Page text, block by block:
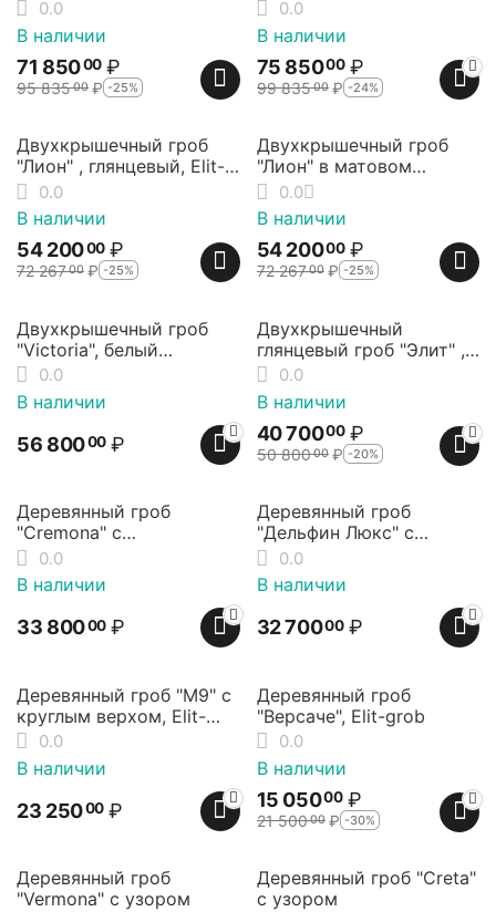
фурнитурой из массива
ольхи, Elit-grob
0.0
В наличии
71 85000 ₽
95 83500 ₽ -25%
фурнитурой, матовый,
Elit-grob
0.0
В наличии
75 85000 ₽
99 83500 ₽ -24%
Двухкрышечный гроб
"Лион" , глянцевый, Elit-
grob
0.0
В наличии
54 20000 ₽
72 26700 ₽ -25%
Двухкрышечный гроб
"Лион" в матовом
исполнении, Elit-grob
0.0
В наличии
54 20000 ₽
72 26700 ₽ -25%
Двухкрышечный гроб
"Victoria", белый
премиум, Elit-grob
0.0
В наличии
56 80000 ₽
Двухкрышечный
глянцевый гроб "Элит" ,
от Elit-grob
0.0
В наличии
40 70000 ₽
50 80000 ₽ -20%
Деревянный гроб
"Cremona" с
металлической
фурнитурой, матовый,
Elit-grob
0.0
В наличии
33 80000 ₽
Деревянный гроб
"Дельфин Люкс" с
металлической
фурнитурой и круглым
верхом, Elit-grob
0.0
В наличии
32 70000 ₽
Деревянный гроб "М9" с
круглым верхом, Elit-
grob
0.0
В наличии
23 25000 ₽
Деревянный гроб
"Версаче", Elit-grob
0.0
В наличии
15 05000 ₽
21 50000 ₽ -30%
Деревянный гроб
"Vermona" с узором
Деревянный гроб "Creta"
с узором